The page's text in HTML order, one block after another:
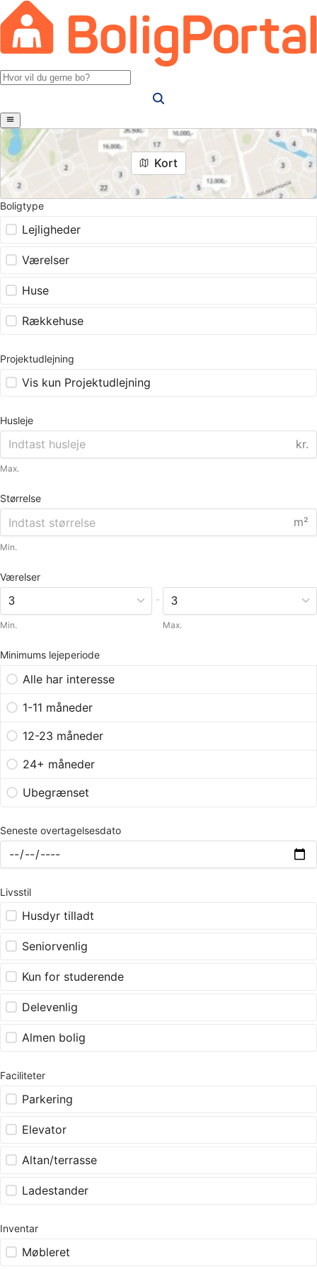
Kort
Boligtype
Lejligheder
Værelser
Huse
Rækkehuse
Projektudlejning
Vis kun Projektudlejning
Husleje
kr.
Max.
Størrelse
m²
Min.
Værelser
Min.
-
Max.
Minimums lejeperiode
Alle har interesse
1-11 måneder
12-23 måneder
24+ måneder
Ubegrænset
Seneste overtagelsesdato
Livsstil
Husdyr tilladt
Seniorvenlig
Kun for studerende
Delevenlig
Almen bolig
Faciliteter
Parkering
Elevator
Altan/terrasse
Ladestander
Inventar
Møbleret